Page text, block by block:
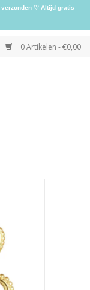
0 Artikelen - €0,00
♡ Altijd gratis